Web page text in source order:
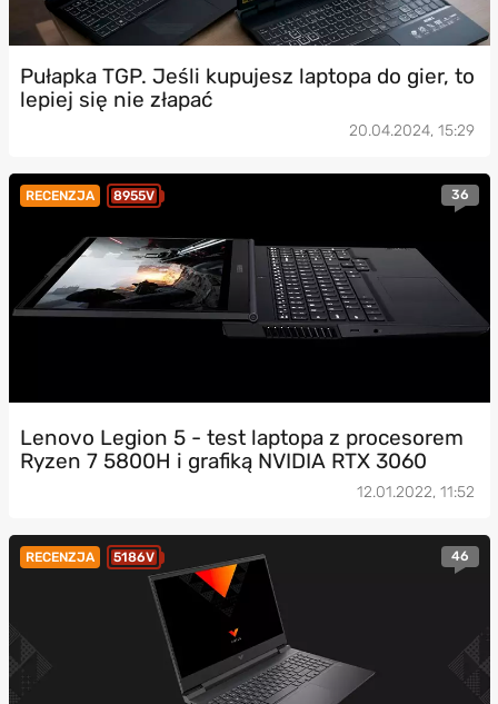
Pułapka TGP. Jeśli kupujesz laptopa do gier, to
lepiej się nie złapać
20.04.2024, 15:29
RECENZJA 8955V 36
Lenovo Legion 5 - test laptopa z procesorem
Ryzen 7 5800H i grafiką NVIDIA RTX 3060
12.01.2022, 11:52
RECENZJA 5186V 46